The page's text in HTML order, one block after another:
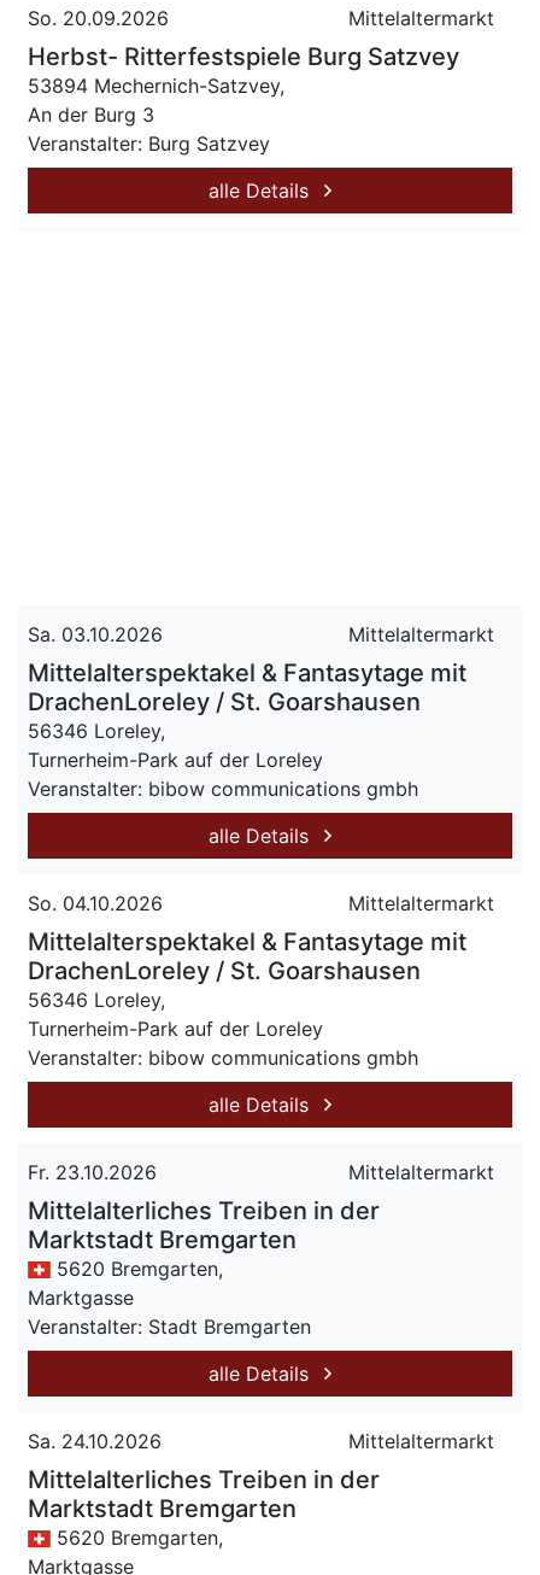
So. 20.09.2026 Mittelaltermarkt
Herbst- Ritterfestspiele Burg Satzvey
53894 Mechernich-Satzvey,
An der Burg 3
Veranstalter: Burg Satzvey
alle Details
Sa. 03.10.2026 Mittelaltermarkt
Mittelalterspektakel & Fantasytage mit
DrachenLoreley / St. Goarshausen
56346 Loreley,
Turnerheim-Park auf der Loreley
Veranstalter: bibow communications gmbh
alle Details
So. 04.10.2026 Mittelaltermarkt
Mittelalterspektakel & Fantasytage mit
DrachenLoreley / St. Goarshausen
56346 Loreley,
Turnerheim-Park auf der Loreley
Veranstalter: bibow communications gmbh
alle Details
Fr. 23.10.2026 Mittelaltermarkt
Mittelalterliches Treiben in der
Marktstadt Bremgarten
5620 Bremgarten,
Marktgasse
Veranstalter: Stadt Bremgarten
alle Details
Sa. 24.10.2026 Mittelaltermarkt
Mittelalterliches Treiben in der
Marktstadt Bremgarten
5620 Bremgarten,
Marktgasse